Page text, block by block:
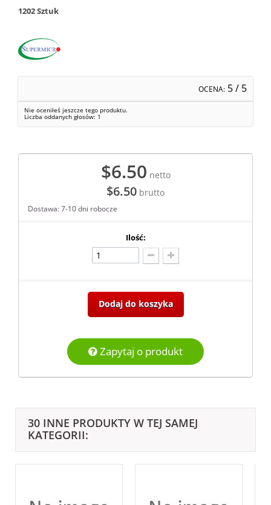
1202Sztuk
OCENA: 5/ 5
Nie oceniłeś jeszcze tego produktu.
Liczba oddanych głosów: 1
$6.50 netto
$6.50 brutto
Dostawa: 7-10 dni robocze
Ilość:
Dodaj do koszyka
Zapytaj o produkt
30 INNE PRODUKTY W TEJ SAMEJ
KATEGORII: